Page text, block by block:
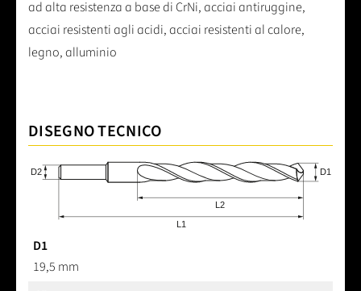
ad alta resistenza a base di CrNi, acciai antiruggine,
acciai resistenti agli acidi, acciai resistenti al calore,
legno, alluminio
DISEGNO TECNICO
D1
19,5 mm